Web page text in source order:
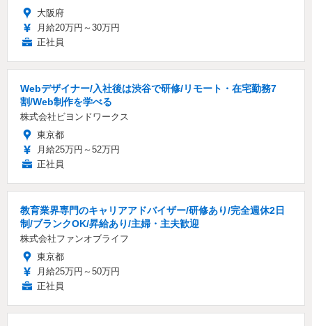
大阪府
月給20万円～30万円
正社員
Webデザイナー/入社後は渋谷で研修/リモート・在宅勤務7
割/Web制作を学べる
株式会社ビヨンドワークス
東京都
月給25万円～52万円
正社員
教育業界専門のキャリアアドバイザー/研修あり/完全週休2日
制/ブランクOK/昇給あり/主婦・主夫歓迎
株式会社ファンオブライフ
東京都
月給25万円～50万円
正社員